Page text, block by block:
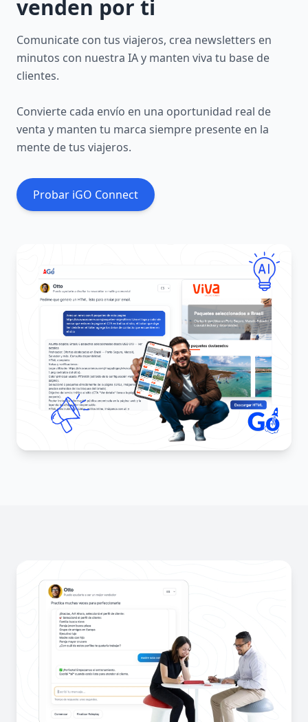
venden por ti
Comunicate con tus viajeros, crea newsletters en
minutos con nuestra IA y manten viva tu base de
clientes.
Convierte cada envío en una oportunidad real de
venta y manten tu marca siempre presente en la
mente de tus viajeros.
Probar iGO Connect